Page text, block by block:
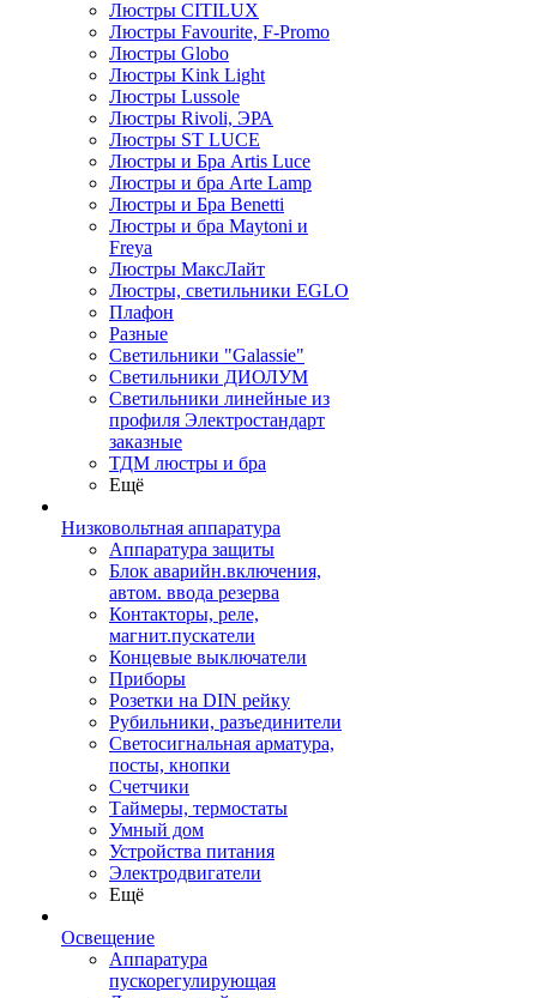
Люстры CITILUX
Люстры Favourite, F-Promo
Люстры Globo
Люстры Kink Light
Люстры Lussole
Люстры Rivoli, ЭРА
Люстры ST LUCE
Люстры и Бра Artis Luce
Люстры и бра Arte Lamp
Люстры и Бра Benetti
Люстры и бра Maytoni и
Freya
Люстры МаксЛайт
Люстры, светильники EGLO
Плафон
Разные
Светильники "Galassie"
Светильники ДИОЛУМ
Светильники линейные из
профиля Электростандарт
заказные
ТДМ люстры и бра
Ещё
Низковольтная аппаратура
Аппаратура защиты
Блок аварийн.включения,
автом. ввода резерва
Контакторы, реле,
магнит.пускатели
Концевые выключатели
Приборы
Розетки на DIN рейку
Рубильники, разъединители
Светосигнальная арматура,
посты, кнопки
Счетчики
Таймеры, термостаты
Умный дом
Устройства питания
Электродвигатели
Ещё
Освещение
Аппаратура
пускорегулирующая